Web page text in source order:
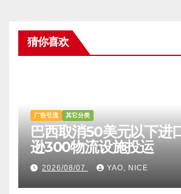
广告引流 其它分类
巴西取消50美元以下进